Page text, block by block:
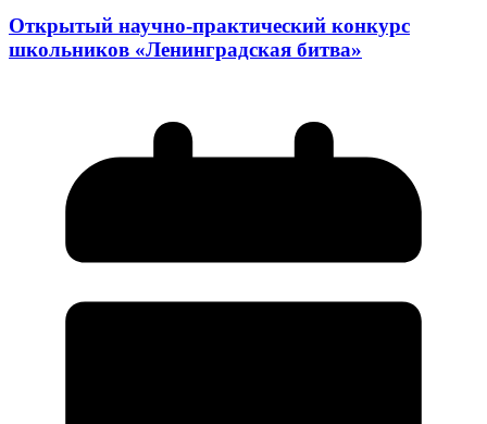
Открытый научно-практический конкурс
школьников «Ленинградская битва»